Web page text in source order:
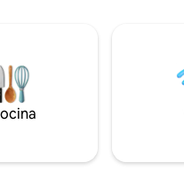
es una versión
de un estilo moderno
que te